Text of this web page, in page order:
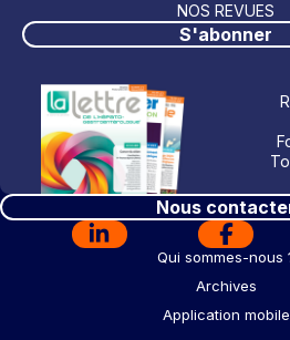
NOS REVUES
S'abonner
Nous
Qui sommes-nous
Archives
Application mobile